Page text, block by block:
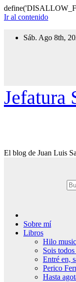
Ir al contenido
Sáb. Ago 8th,
Jefatura
El blog de Juan Luis
Sobre mí
Libros
Hilo
Sois
Entré en,
Perico
Hasta